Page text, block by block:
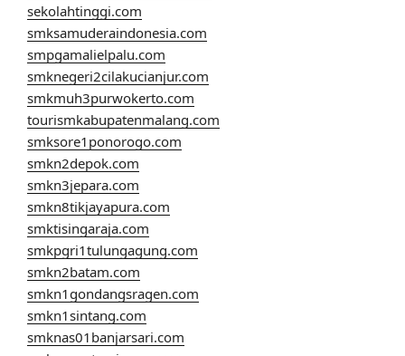
sekolahtinggi.com
smksamuderaindonesia.com
smpgamalielpalu.com
smknegeri2cilakucianjur.com
smkmuh3purwokerto.com
tourismkabupatenmalang.com
smksore1ponorogo.com
smkn2depok.com
smkn3jepara.com
smkn8tikjayapura.com
smktisingaraja.com
smkpgri1tulungagung.com
smkn2batam.com
smkn1gondangsragen.com
smkn1sintang.com
smknas01banjarsari.com